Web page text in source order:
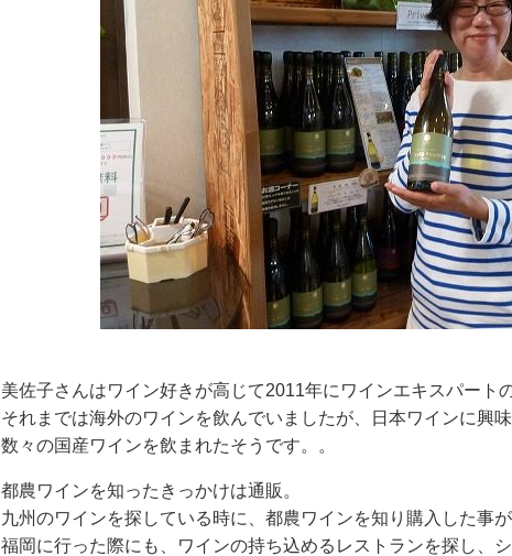
美佐子さんはワイン好きが高じて2011年にワインエキスパート
それまでは海外のワインを飲んでいましたが、日本ワインに興
数々の国産ワインを飲まれたそうです。。
都農ワインを知ったきっかけは通販。
九州のワインを探している時に、都農ワインを知り購入した事
福岡に行った際にも、ワインの持ち込めるレストランを探し、